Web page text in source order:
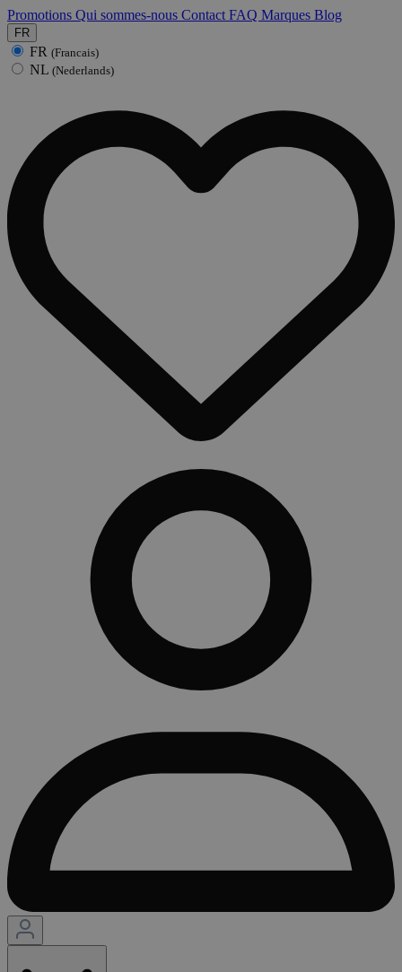
Promotions Qui sommes-nous Contact FAQ Marques Blog
FR
FR (Francais)
NL (Nederlands)